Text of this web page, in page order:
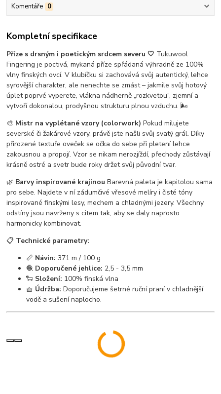
Komentáře 0
Kompletní specifikace
Příze s drsným i poetickým srdcem severu 🤍 Tukuwool
Fingering je poctivá, mykaná příze spřádaná výhradně ze 100%
vlny finských ovcí. V klubíčku si zachovává svůj autentický, lehce
syrovější charakter, ale nenechte se zmást – jakmile svůj hotový
úplet poprvé vyperete, vlákna nádherně „rozkvetou“, zjemní a
vytvoří dokonalou, prodyšnou strukturu plnou vzduchu. 🌬️
🎨 Mistr na vyplétané vzory (colorwork) Pokud milujete
severské či žakárové vzory, právě jste našli svůj svatý grál. Díky
přirozené textuře oveček se očka do sebe při pletení lehce
zakousnou a propojí. Vzor se nikam nerozjíždí, přechody zůstávají
krásně ostré a svetr bude roky držet svůj původní tvar.
🌿 Barvy inspirované krajinou Barevná paleta je kapitolou sama
pro sebe. Najdete v ní zádumčivé vřesové melíry i čisté tóny
inspirované finskými lesy, mechem a chladnými jezery. Všechny
odstíny jsou navrženy s citem tak, aby se daly naprosto
harmonicky kombinovat.
📋 Technické parametry:
📏 Návin: 371 m / 100 g
🧶 Doporučené jehlice: 2,5 - 3,5 mm
🐑 Složení: 100% finská vlna
🧺 Údržba: Doporučujeme šetrné ruční praní v chladnější
vodě a sušení naplocho.